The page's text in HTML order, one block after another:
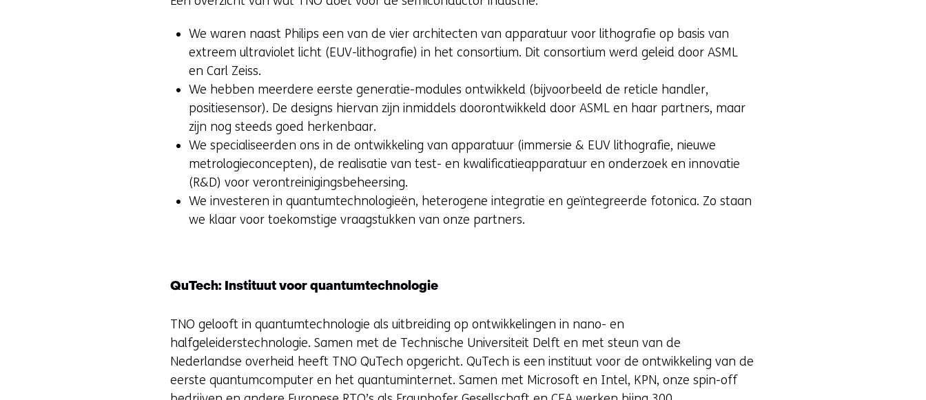
u
e
toegestaan
geweigerd.
We waren naast Philips een van de vier architecten van apparatuur voor lithografie op basis van
extreem ultraviolet licht (EUV-lithografie) in het consortium. Dit consortium werd geleid door ASML
en Carl Zeiss.
We hebben meerdere eerste generatie-modules ontwikkeld (bijvoorbeeld de reticle handler,
positiesensor). De designs hiervan zijn inmiddels doorontwikkeld door ASML en haar partners, maar
zijn nog steeds goed herkenbaar.
We specialiseerden ons in de ontwikkeling van apparatuur (immersie & EUV lithografie, nieuwe
metrologieconcepten), de realisatie van test- en kwalificatieapparatuur en onderzoek en innovatie
(R&D) voor verontreinigingsbeheersing.
We investeren in quantumtechnologieën, heterogene integratie en geïntegreerde fotonica. Zo staan
we klaar voor toekomstige vraagstukken van onze partners.
QuTech: Instituut voor quantumtechnologie
TNO gelooft in quantumtechnologie als uitbreiding op ontwikkelingen in nano- en
halfgeleiderstechnologie. Samen met de Technische Universiteit Delft en met steun van de
Nederlandse overheid heeft TNO QuTech opgericht. QuTech is een instituut voor de ontwikkeling van de
eerste quantumcomputer en het quantuminternet. Samen met Microsoft en Intel, KPN, onze spin-off